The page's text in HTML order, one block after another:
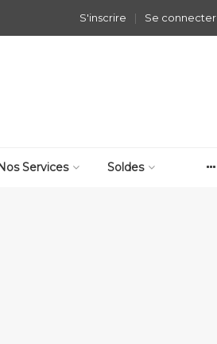
Se connecter
|
S'inscrire
Services Soldes